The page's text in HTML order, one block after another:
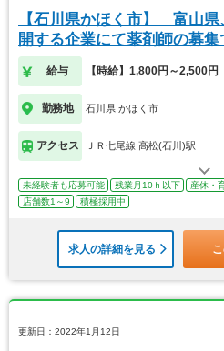
【石川県かほく市】 富山
開する企業にて薬剤師の募集
給与 【時給】1,800円～2,500円
勤務地 石川県 かほく市
アクセス ＪＲ七尾線 高松(石川)駅
未経験者も応募可能 残業月10ｈ以下 産休・
店舗数1～9
積極採用中
求人の詳細を見る
更新日：2022年1月12日